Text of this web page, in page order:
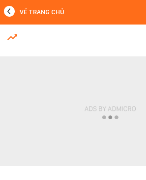
MỚI NHẤT
VỀ TRANG CHỦ